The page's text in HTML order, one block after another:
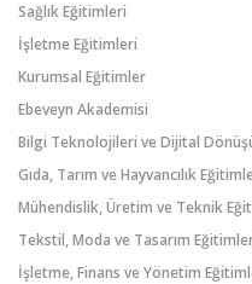
Sağlık Eğitimleri
İşletme Eğitimleri
Kurumsal Eğitimler
Ebeveyn Akademisi
Bilgi Teknolojileri ve Dijital
Gıda, Tarım ve Hayvancılık
Mühendislik, Üretim ve Teknik
Tekstil, Moda ve Tasarım
İşletme, Finans ve Yönetim